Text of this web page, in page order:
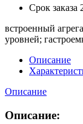
Срок заказа
встроенный
уровней;
Описание
Описание
Описание: